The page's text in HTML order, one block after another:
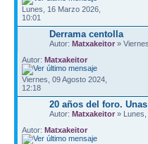
Lunes, 16 Marzo 2026,
10:01
Derrama centolla
Autor: Matxakeitor »
Autor: Matxakeitor
Viernes, 09 Agosto 2024,
12:18
20 años del foro.
Autor: Matxakeitor »
Autor: Matxakeitor